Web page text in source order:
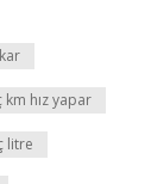
hız yapar
litre